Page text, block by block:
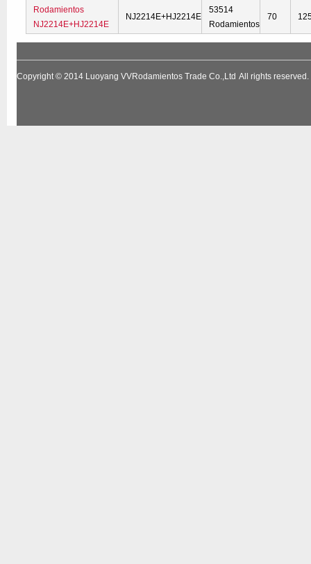
Rodamientos
NJ2214E+HJ2214E
NJ2214E+HJ2214E
53514
Rodamientos
70
Copyright © 2014 Luoyang VVRodamientos Trade Co.,Ltd All rights